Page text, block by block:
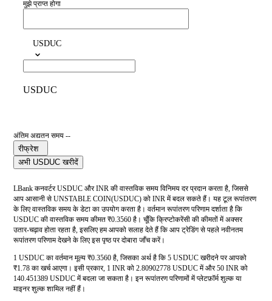
मुझे प्राप्त होगा
USDUC
USDUC
अंतिम अद्यतन समय --
रीफ्रेश
अभी USDUC खरीदें
LBank कनवर्टर USDUC और INR की वास्तविक समय विनिमय दर प्रदान करता है, जिससे
आप आसानी से UNSTABLE COIN(USDUC) को INR में बदल सकते हैं। यह टूल रूपांतरण
के लिए वास्तविक समय के डेटा का उपयोग करता है। वर्तमान रूपांतरण परिणाम दर्शाता है कि
USDUC की वास्तविक समय कीमत ₹0.3560 है। चूँकि क्रिप्टोकरेंसी की कीमतों में अक्सर
उतार-चढ़ाव होता रहता है, इसलिए हम आपको सलाह देते हैं कि आप ट्रेडिंग से पहले नवीनतम
रूपांतरण परिणाम देखने के लिए इस पृष्ठ पर दोबारा जाँच करें।
1 USDUC का वर्तमान मूल्य ₹0.3560 है, जिसका अर्थ है कि 5 USDUC खरीदने पर आपको
₹1.78 का खर्च आएगा। इसी प्रकार, 1 INR को 2.80902778 USDUC में और 50 INR को
140.451389 USDUC में बदला जा सकता है। इन रूपांतरण परिणामों में प्लेटफ़ॉर्म शुल्क या
माइनर शुल्क शामिल नहीं हैं।